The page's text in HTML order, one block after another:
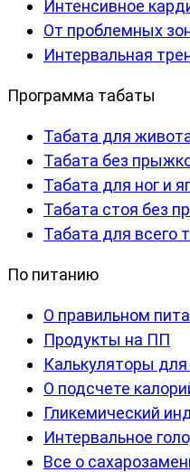
Интенсивное
От проблемных
Интервальная
Программа табаты
Табата для
Табата без
Табата для ног и
Табата стоя без
Табата для всего
По питанию
О правильном
Продукты на ПП
Калькуляторы
О подсчете
Гликемический
Интервальное
Все о